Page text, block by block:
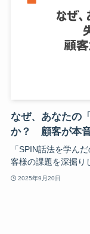
なぜ、あなたの
か？ 顧客が本
「SPIN話法を学ん
客様の課題を深掘り
2025年9月20日